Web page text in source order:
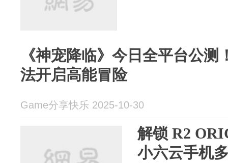
《神宠降临》今日全平台公测
法开启高能冒险
Game分享快乐 2025-10-30
解锁 R2
小六云手机